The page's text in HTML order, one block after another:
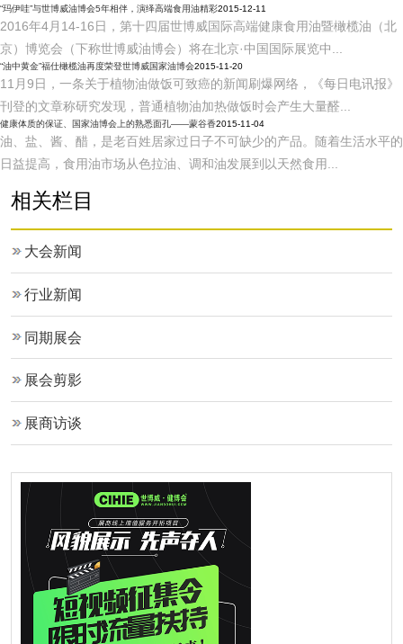
“玛伊哇”与世博威油博会5年相伴，演绎高端食用油精彩2015-12-11
2016年4月14-16日，第十四届世博威国际高端健康食用油暨橄榄油（北
京）博览会（下称世博威油博会）将在北京·中国国际展览中...
“油中黄金”福仕橄榄油再度荣登世博威国家油博会2015-11-20
11月9日，一条关于植物油做饭可致癌的新闻刷爆网络，《每日电讯报》
刊登的文章称研究发现，普通植物油加热做饭时会产生大量醛...
健康体质的保证、国家油博会上的熟悉面孔——蒙谷香2015-11-04
油、盐、酱、醋，是老百姓居家过日子不可缺少的产品。随着生活水平的
日益提高，食用油市场从色拉油、调和油发展到以天然食用...
相关栏目
大会新闻
行业新闻
同期展会
展会剪影
展商访谈